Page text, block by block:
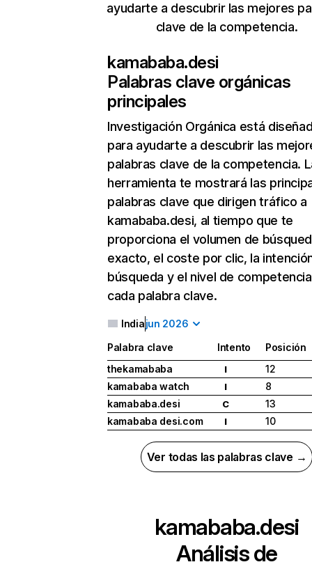
ayudarte a descubrir las mejores
clave de la competencia.
kamababa.desi
Palabras clave orgánicas
principales
Investigación Orgánica está
para ayudarte a descubrir las
palabras clave de la competencia.
herramienta te mostrará las
palabras clave que dirigen tráfico a
kamababa.desi, al tiempo que te
proporciona el volumen de
exacto, el coste por clic, la
búsqueda y el nivel de
cada palabra clave.
Indiajun 2026
Palabra clave Intento
Posición
thekamababa
I
12
kamababa watch
I
8
kamababa.desi
C
13
kamababa desi.com
I 10
Ver todas las palabras clave →
kamababa.desi
Análisis de